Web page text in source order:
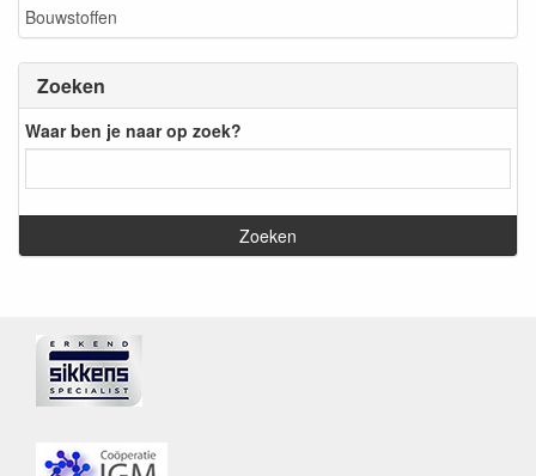
Bouwstoffen
Zoeken
Waar ben je naar op zoek?